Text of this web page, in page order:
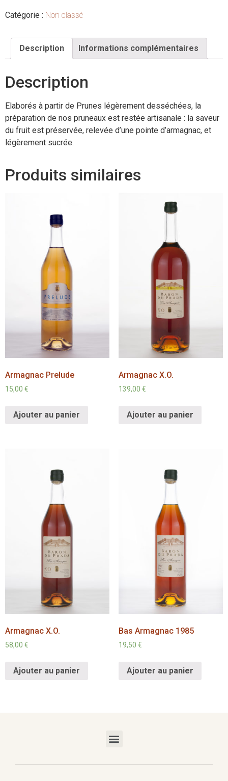
Catégorie : Non classé
Description Informations complémentaires
Description
Elaborés à partir de Prunes légèrement desséchées, la
préparation de nos pruneaux est restée artisanale : la saveur
du fruit est préservée, relevée d’une pointe d’armagnac, et
légèrement sucrée.
Produits similaires
Armagnac Prelude
15,00 €
Ajouter au panier
Armagnac X.O.
139,00 €
Ajouter au panier
Armagnac X.O.
58,00 €
Ajouter au panier
Bas Armagnac 1985
19,50 €
Ajouter au panier